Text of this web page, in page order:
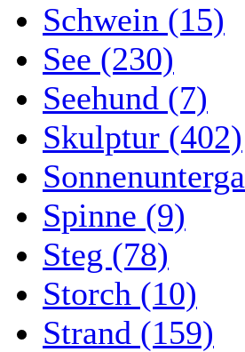
Schwein (15)
See (230)
Seehund (7)
Skulptur (402)
Spinne (9)
Steg (78)
Storch (10)
Strand (159)